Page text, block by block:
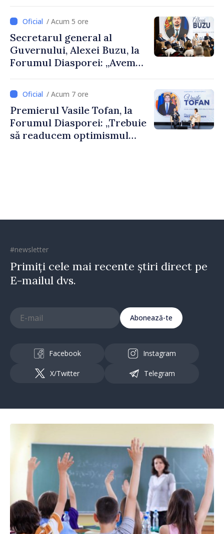
despre parcursul european
al Republicii Moldova.
/ Acum 5 ore
Secretarul general al
Guvernului, Alexei Buzu, la
Forumul Diasporei: „Avem
dumneavoastră pentru a
construi comunități mai
puternice”
/ Acum 7 ore
Premierul Vasile Tofan, la
Forumul Diasporei: „Trebuie
să readucem optimismul
#newsletter
Primiți cele mai recente știri direct pe
E-mailul dvs.
Abonează-te
Facebook Instagram
X/Twitter Telegram